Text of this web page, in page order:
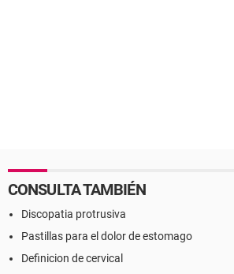
CONSULTA TAMBIÉN
Discopatia protrusiva
Pastillas para el dolor de estomago
Definicion de cervical